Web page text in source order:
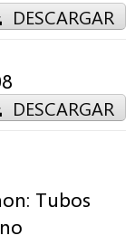
DESCARGAR
DESCARGAR
Tubos